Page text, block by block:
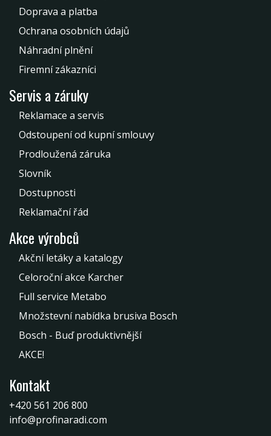
Doprava a platba
Ochrana osobních údajů
Náhradní plnění
Firemní zákazníci
Servis a záruky
Reklamace a servis
Odstoupení od kupní smlouvy
Prodloužená záruka
Slovník
Dostupnosti
Reklamační řád
Akce výrobců
Akční letáky a katalogy
Celoroční akce Karcher
Full service Metabo
Množstevní nabídka brusiva Bosch
Bosch - Buď produktivnější
AKCE!
Kontakt
+420 561 206 800
info@profinaradi.com